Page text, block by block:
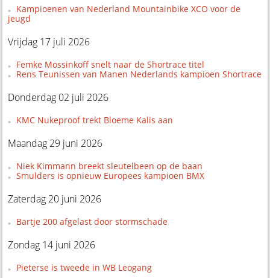
Kampioenen van Nederland Mountainbike XCO voor de
jeugd
Vrijdag 17 juli 2026
Femke Mossinkoff snelt naar de Shortrace titel
Rens Teunissen van Manen Nederlands kampioen Shortrace
Donderdag 02 juli 2026
KMC Nukeproof trekt Bloeme Kalis aan
Maandag 29 juni 2026
Niek Kimmann breekt sleutelbeen op de baan
Smulders is opnieuw Europees kampioen BMX
Zaterdag 20 juni 2026
Bartje 200 afgelast door stormschade
Zondag 14 juni 2026
Pieterse is tweede in WB Leogang